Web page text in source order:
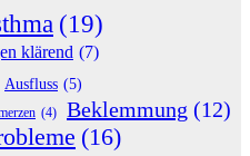
(19)
klärend (7)
Ausfluss (5)
(4) Beklemmung (12)
(16)